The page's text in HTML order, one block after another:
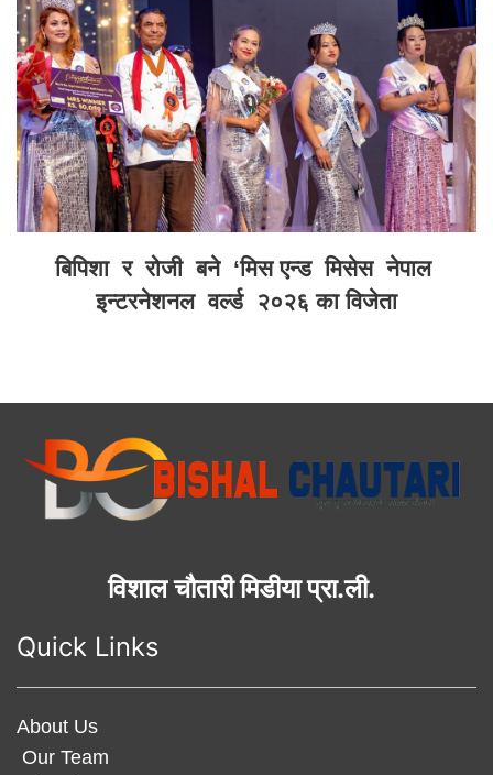
बिपिशा र रोजी बने ‘मिस एन्ड मिसेस नेपाल
इन्टरनेशनल वर्ल्ड २०२६ का विजेता
विशाल चौतारी मिडीया प्रा.ली.
Quick Links
About Us
Our Team